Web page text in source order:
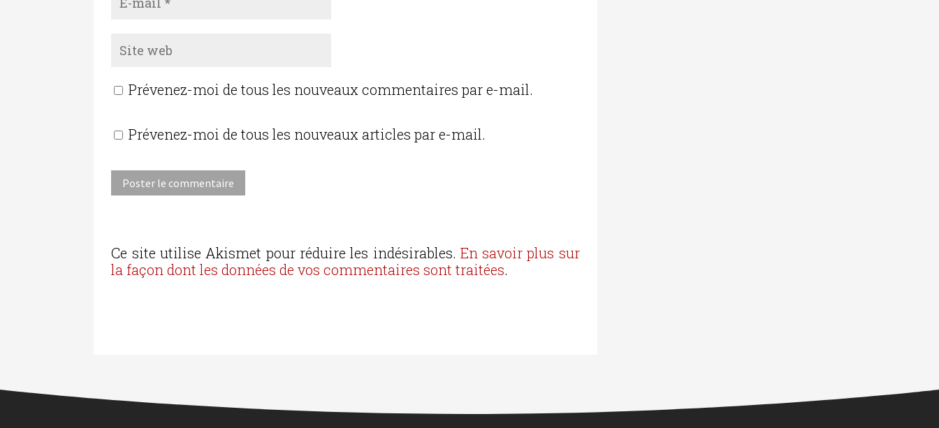
Prévenez-moi de tous les nouveaux commentaires par e-mail.
Prévenez-moi de tous les nouveaux articles par e-mail.
Ce site utilise Akismet pour réduire les indésirables. En savoir plus sur
la façon dont les données de vos commentaires sont traitées.